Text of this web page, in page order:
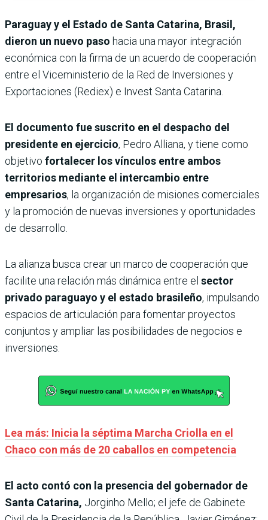
Paraguay y el Estado de Santa Catarina, Brasil,
dieron un nuevo paso hacia una mayor integración
económica con la firma de un acuerdo de cooperación
entre el Viceministerio de la Red de Inversiones y
Exportaciones (Rediex) e Invest Santa Catarina.
El documento fue suscrito en el despacho del
presidente en ejercicio, Pedro Alliana, y tiene como
objetivo fortalecer los vínculos entre ambos
territorios mediante el intercambio entre
empresarios, la organización de misiones comerciales
y la promoción de nuevas inversiones y oportunidades
de desarrollo.
La alianza busca crear un marco de cooperación que
facilite una relación más dinámica entre el sector
privado paraguayo y el estado brasileño, impulsando
espacios de articulación para fomentar proyectos
conjuntos y ampliar las posibilidades de negocios e
inversiones.
Lea más: Inicia la séptima Marcha Criolla en el
Chaco con más de 20 caballos en competencia
El acto contó con la presencia del gobernador de
Santa Catarina, Jorginho Mello; el jefe de Gabinete